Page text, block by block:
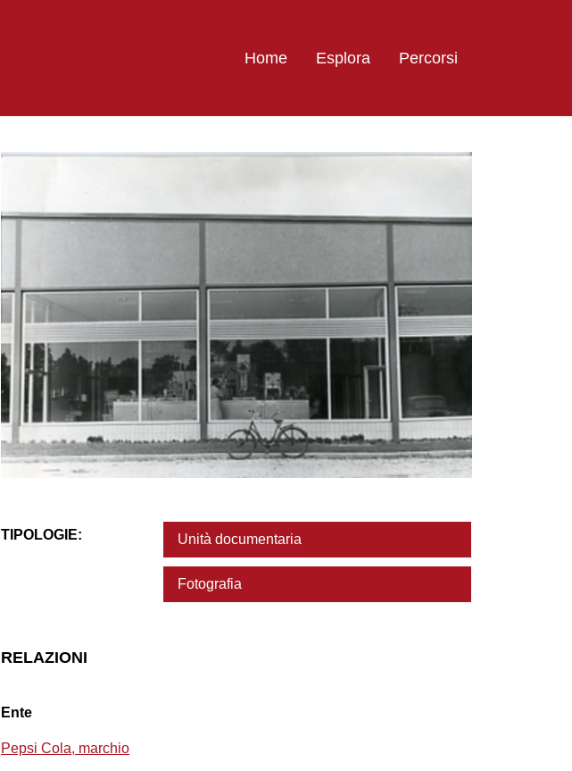
Home Esplora Percorsi
TIPOLOGIE: Unità documentaria
Fotografia
RELAZIONI
Ente
Pepsi Cola, marchio